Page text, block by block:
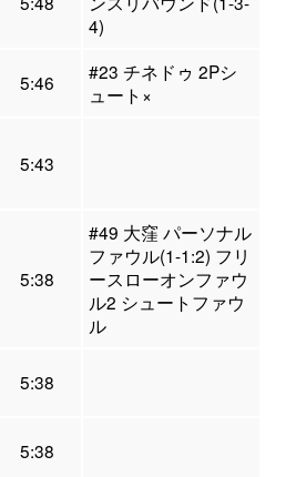
4)
5:46
#23 チネドゥ 2Pシ
ュート×
5:43
5:38
#49 大窪 パーソナル
ファウル(1-1:2) フリ
ースローオンファウ
ル2 シュートファウ
ル
5:38
5:38